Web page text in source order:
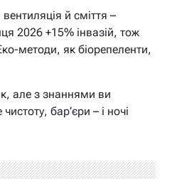
й сміття –
2026 +15% інвазій, тож
методи, як біорепеленти,
але з знаннями ви
бар’єри – і ночі